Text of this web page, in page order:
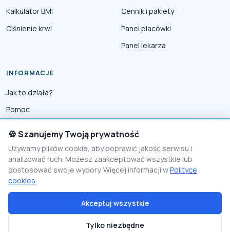
Kalkulator BMI
Ciśnienie krwi
Cennik i pakiety
Panel placówki
Panel lekarza
INFORMACJE
Jak to działa?
Pomoc
Reklama
Polityka prywatności
Polityka Cookies
© 2026 PomocnikMedyczny
Visio Lab - rozwiązania e-commerce
🍪 Szanujemy Twoją prywatność
Używamy plików cookie, aby poprawić jakość serwisu i
analizować ruch. Możesz zaakceptować wszystkie lub
dostosować swoje wybory. Więcej informacji wPolityce
cookies.
Akceptuj wszystkie
Tylko niezbędne